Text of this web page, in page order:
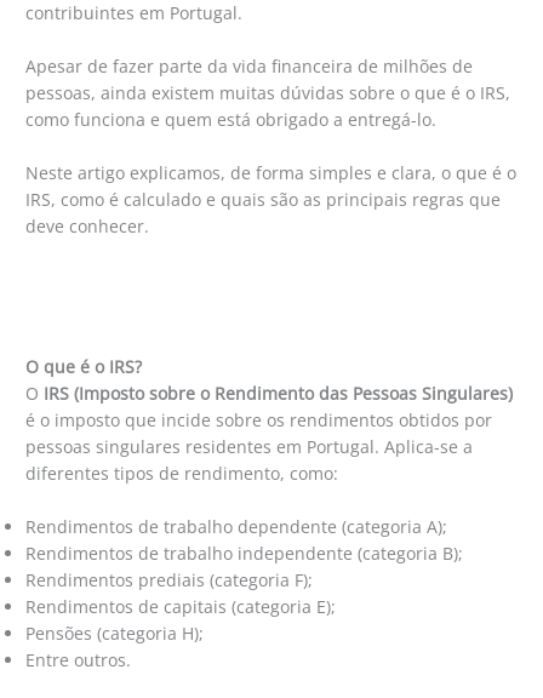
contribuintes em Portugal.
Apesar de fazer parte da vida financeira de milhões de
pessoas, ainda existem muitas dúvidas sobre o que é o IRS,
como funciona e quem está obrigado a entregá-lo.
Neste artigo explicamos, de forma simples e clara, o que é o
IRS, como é calculado e quais são as principais regras que
deve conhecer.
O que é o IRS?
O IRS (Imposto sobre o Rendimento das Pessoas Singulares)
é o imposto que incide sobre os rendimentos obtidos por
pessoas singulares residentes em Portugal. Aplica-se a
diferentes tipos de rendimento, como:
Rendimentos de trabalho dependente (categoria A);
Rendimentos de trabalho independente (categoria B);
Rendimentos prediais (categoria F);
Rendimentos de capitais (categoria E);
Pensões (categoria H);
Entre outros.